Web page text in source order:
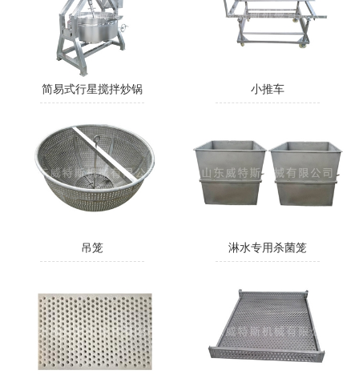
简易式行星搅拌炒锅 小推车
吊笼 淋水专用杀菌笼